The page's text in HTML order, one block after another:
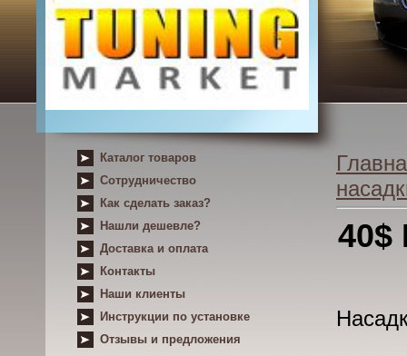
Каталог товаров
Сотрудничество
Как сделать заказ?
Нашли дешевле?
Доставка и оплата
Контакты
Наши клиенты
Инструкции по установке
Отзывы и предложения
40$